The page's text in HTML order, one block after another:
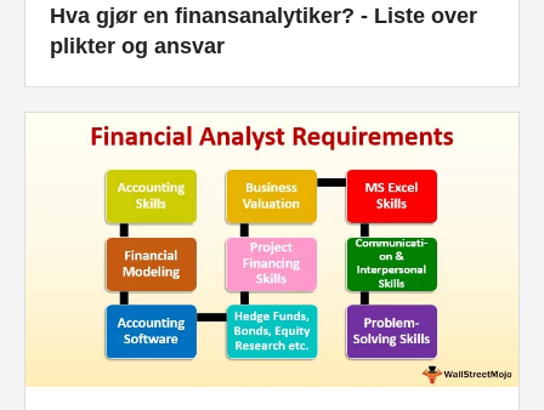
Hva gjør en finansanalytiker? - Liste over
plikter og ansvar